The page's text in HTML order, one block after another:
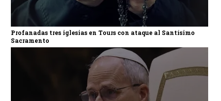
Profanadas tres iglesias en Tours con ataque al Santísimo
Sacramento